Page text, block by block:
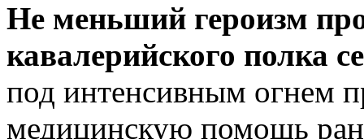
Не меньший героизм
кавалерийского полка
под интенсивным огнем
медицинскую помощь